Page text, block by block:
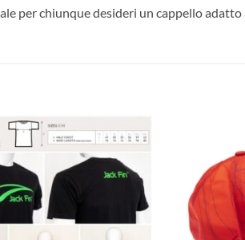
per chiunque desideri un cappello adatto